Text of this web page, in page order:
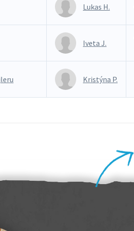
Lukas H.
Iveta J.
Kristýna P.